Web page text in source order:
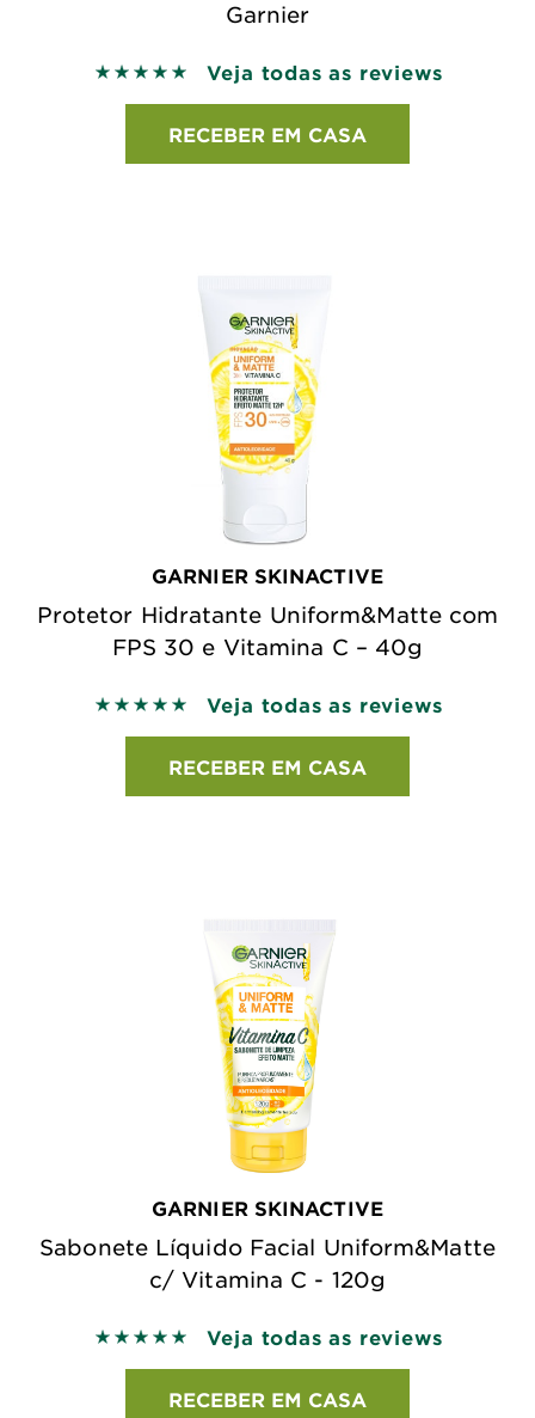
Garnier
5 out of 5 stars based on reviews
Veja todas as reviews
RECEBER EM CASA
GARNIER SKINACTIVE
Protetor Hidratante Uniform&Matte com
FPS 30 e Vitamina C – 40g
5 out of 5 stars based on reviews
Veja todas as reviews
RECEBER EM CASA
GARNIER SKINACTIVE
Sabonete Líquido Facial Uniform&Matte
c/ Vitamina C - 120g
5 out of 5 stars based on reviews
Veja todas as reviews
RECEBER EM CASA